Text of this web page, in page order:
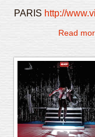
PARIS http://
Read